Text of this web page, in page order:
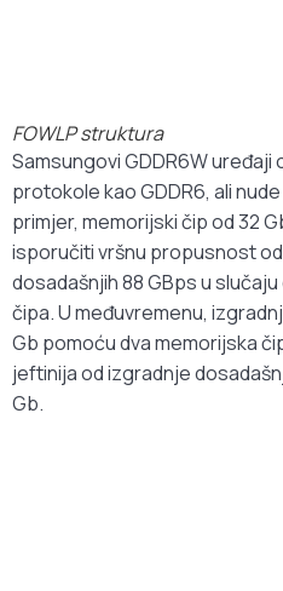
FOWLP struktura
Samsungovi GDDR6W
protokole kao GDDR6, ali
primjer, memorijski čip od 32
isporučiti vršnu propusnost od
dosadašnjih 88 GBps u
čipa. U međuvremenu,
Gb pomoću dva memorijska
jeftinija od izgradnje
Gb.